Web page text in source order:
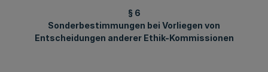
§ 6
Sonderbestimmungen bei Vorliegen von
Entscheidungen anderer Ethik-Kommissionen